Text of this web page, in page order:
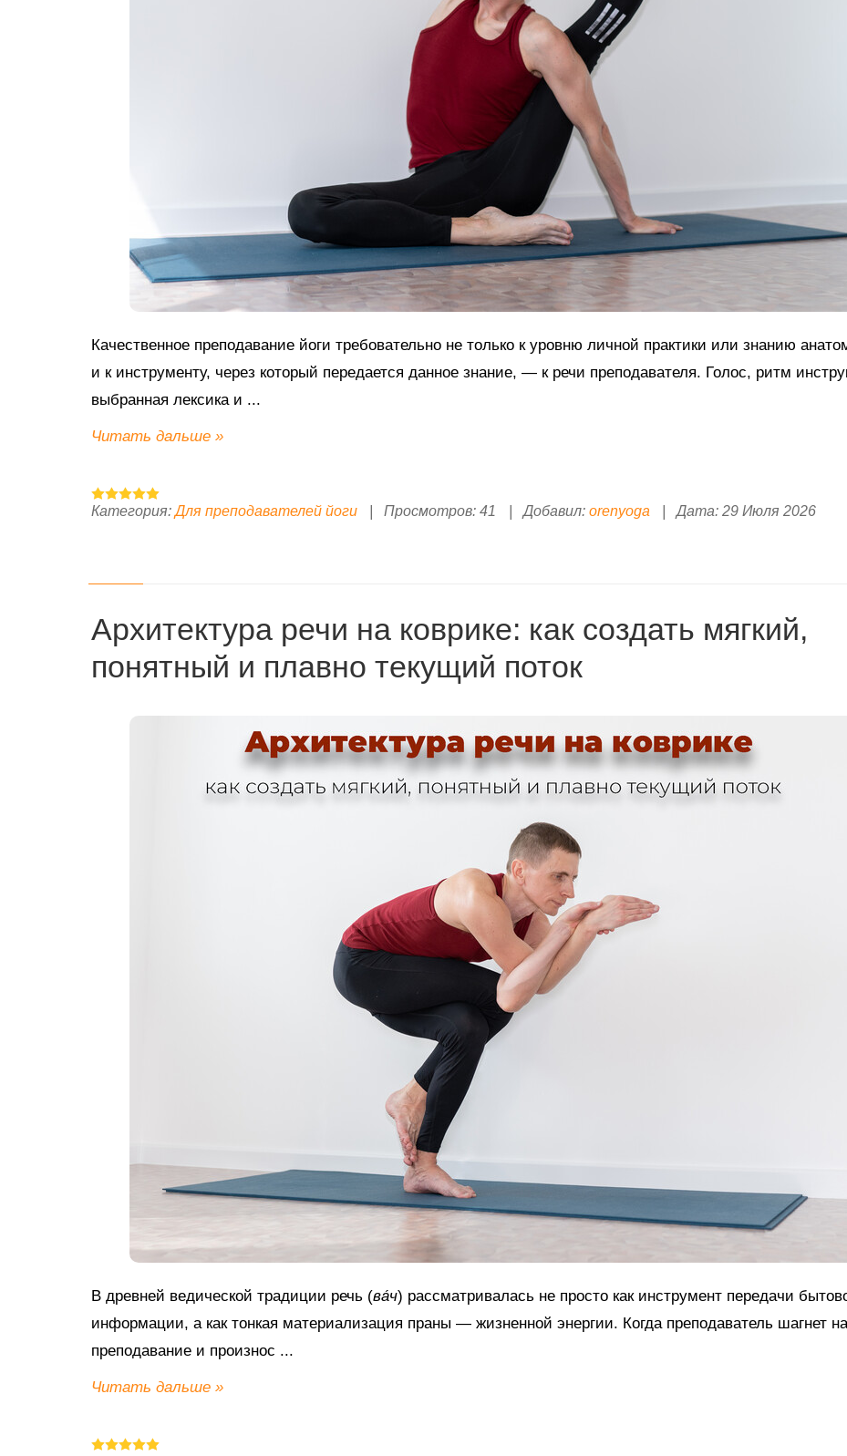
Качественное преподавание йоги требовательно не только к уровню личной практики или знанию
и к инструменту, через который передается данное знание, — к речи преподавателя. Голос, ритм
выбранная лексика и ...
Читать дальше »
Категория: Для преподавателей йоги Просмотров: 41 Добавил: orenyoga Дата: 29 Июля 2026
Архитектура речи на коврике: как создать мягкий,
понятный и плавно текущий поток
В древней ведической традиции речь (ва́ч) рассматривалась не просто как инструмент передачи
информации, а как тонкая материализация праны — жизненной энергии. Когда преподаватель шагнет на
преподавание и произнос ...
Читать дальше »